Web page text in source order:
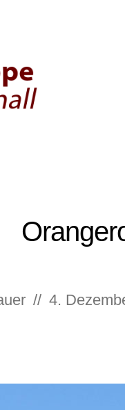
// 4.